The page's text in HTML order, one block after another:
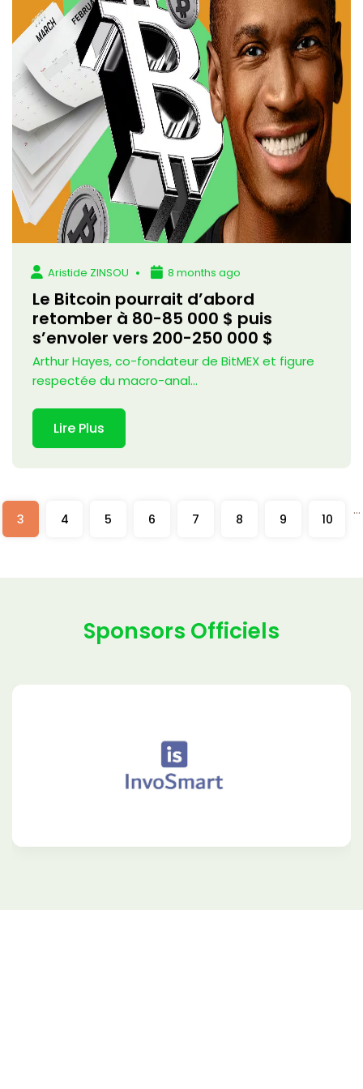
Aristide ZINSOU 8 months ago
Le Bitcoin pourrait d’abord
retomber à 80-85 000 $ puis
s’envoler vers 200-250 000 $
Arthur Hayes, co-fondateur de BitMEX et figure
respectée du macro-anal...
Lire Plus
3 4 5 6 7 8 9 10
...
Sponsors Officiels